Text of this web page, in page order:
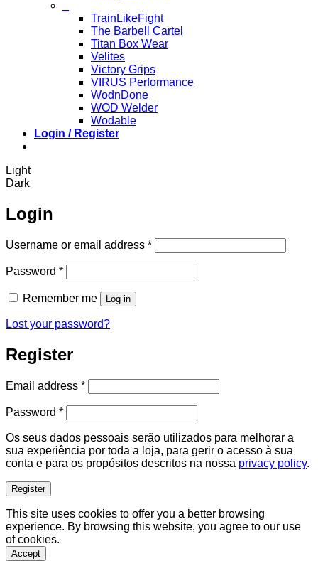
TrainLikeFight
The Barbell Cartel
Titan Box Wear
Velites
Victory Grips
VIRUS Performance
WodnDone
WOD Welder
Wodable
Login / Register
Light
Dark
Login
Username or email address *Required
Password *Required
Remember me Log in
Lost your password?
Register
Email address *Required
Password *Required
Os seus dados pessoais serão utilizados para melhorar a
sua experiência por toda a loja, para gerir o acesso à sua
conta e para os propósitos descritos na nossa privacy policy.
Register
This site uses cookies to offer you a better browsing
experience. By browsing this website, you agree to our use
of cookies.
Accept